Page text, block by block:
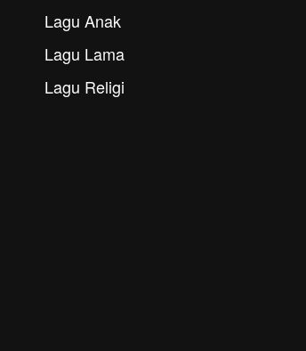
Lagu Anak
Lagu Lama
Lagu Religi